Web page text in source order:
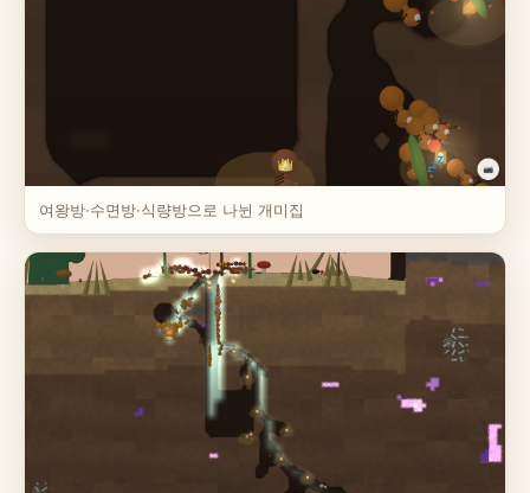
여왕방·수면방·식량방으로 나뉜 개미집